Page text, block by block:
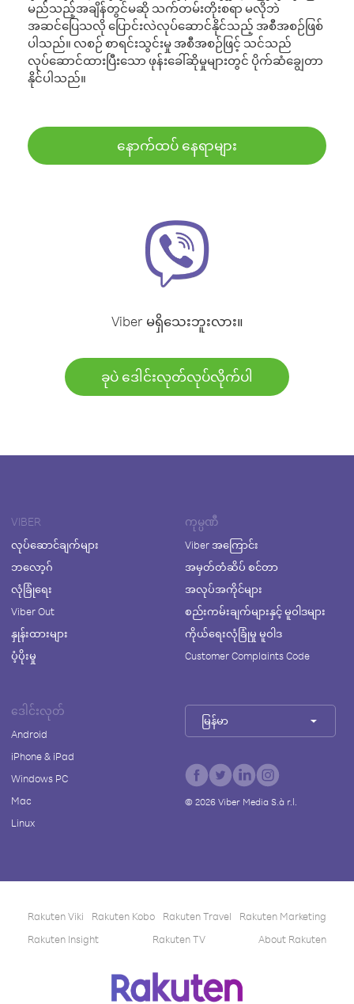
မည်သည့်အချိန်တွင်မဆို သက်တမ်းတိုးစရာ မလိုဘဲ
အဆင်ပြေသလို ပြောင်းလဲလုပ်ဆောင်နိုင်သည့် အစီအစဉ်ဖြစ်
ပါသည်။ လစဉ် စာရင်းသွင်းမှု အစီအစဉ်ဖြင့် သင်သည်
လုပ်ဆောင်ထားပြီးသော ဖုန်းခေါ်ဆိုမှုများတွင် ပိုက်ဆံချွေတာ
နိုင်ပါသည်။
နောက်ထပ် နေရာများ
Viber မရှိသေးဘူးလား။
ခုပဲ ဒေါင်းလုတ်လုပ်လိုက်ပါ
VIBER
လုပ်ဆောင်ချက်များ
ဘလော့ဂ်
လုံခြုံရေး
Viber Out
နှုန်းထားများ
ပံ့ပိုးမှု
ကုမ္ပဏီ
Viber အကြောင်း
အမှတ်တံဆိပ် စင်တာ
အလုပ်အကိုင်များ
စည်းကမ်းချက်များနှင့် မူဝါဒများ
ကိုယ်ရေးလုံခြုံမှု မူဝါဒ
Customer Complaints Code
ဒေါင်းလုတ်
Android
iPhone & iPad
Windows PC
Mac
Linux
မြန်မာ
© 2026Viber Media S.à r.l.
Rakuten Viki Rakuten Kobo Rakuten Travel
Rakuten Marketing
Rakuten Insight
Rakuten TV About Rakuten